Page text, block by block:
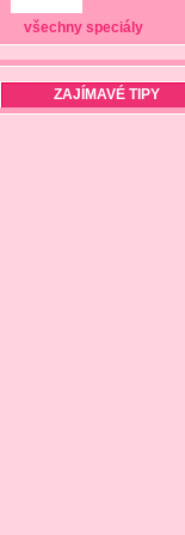
všechny speciály
ZAJÍMAVÉ TIPY